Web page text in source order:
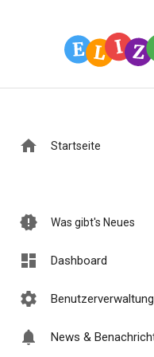
home Startseite
new_releases Was gibt's Neues
dashboard Dashboard
settings Benutzerverwaltung
notifications